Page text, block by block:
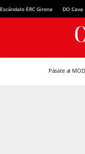
Escándalo ERC Girona DO Cava
Pásate al